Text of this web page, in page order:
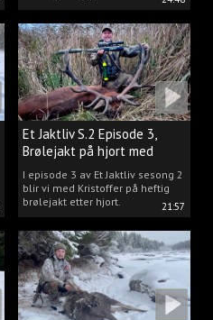
21:57
Et Jaktliv S.2 Episode 3,
Brølejakt på hjort med
Kristoffer Clausen
I episode 3 av Et Jaktliv sesong 2
blir vi med Kristoffer på heftig
brølejakt etter hjort.